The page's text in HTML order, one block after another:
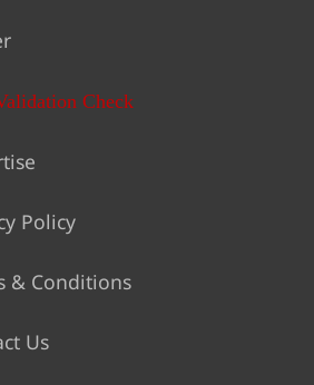
Check
Policy
& Conditions
Us